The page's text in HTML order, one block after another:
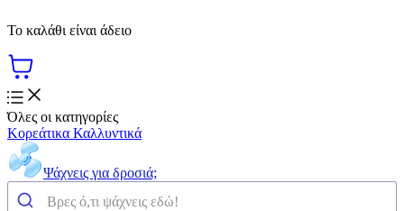
Το καλάθι είναι άδειο
Όλες οι κατηγορίες
Κορεάτικα Καλλυντικά
Ψάχνεις για δροσιά;